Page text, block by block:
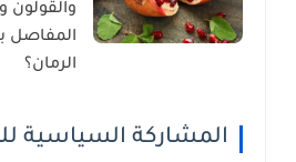
والقولون
المفاصل
الرمان؟
المشاركة السياسية